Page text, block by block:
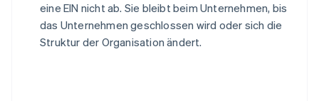
eine EIN nicht ab. Sie bleibt beim Unternehmen, bis
das Unternehmen geschlossen wird oder sich die
Struktur der Organisation ändert.